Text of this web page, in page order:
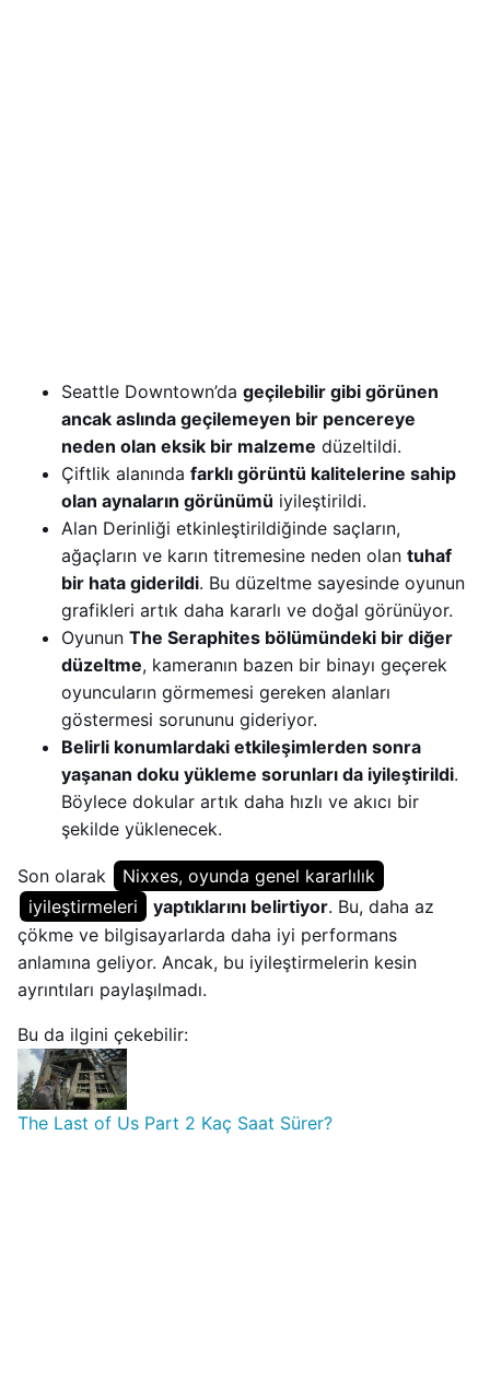
Seattle Downtown’da geçilebilir gibi görünen
ancak aslında geçilemeyen bir pencereye
neden olan eksik bir malzeme düzeltildi.
Çiftlik alanında farklı görüntü kalitelerine sahip
olan aynaların görünümü iyileştirildi.
Alan Derinliği etkinleştirildiğinde saçların,
ağaçların ve karın titremesine neden olan tuhaf
bir hata giderildi. Bu düzeltme sayesinde oyunun
grafikleri artık daha kararlı ve doğal görünüyor.
Oyunun The Seraphites bölümündeki bir diğer
düzeltme, kameranın bazen bir binayı geçerek
oyuncuların görmemesi gereken alanları
göstermesi sorununu gideriyor.
Belirli konumlardaki etkileşimlerden sonra
yaşanan doku yükleme sorunları da iyileştirildi.
Böylece dokular artık daha hızlı ve akıcı bir
şekilde yüklenecek.
Son olarak
Nixxes, oyunda genel kararlılık
iyileştirmeleri
yaptıklarını belirtiyor. Bu, daha az
çökme ve bilgisayarlarda daha iyi performans
anlamına geliyor. Ancak, bu iyileştirmelerin kesin
ayrıntıları paylaşılmadı.
Bu da ilgini çekebilir:
The Last of Us Part 2 Kaç Saat Sürer?